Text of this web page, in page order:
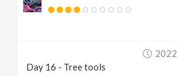
Day 16 - Tree tools